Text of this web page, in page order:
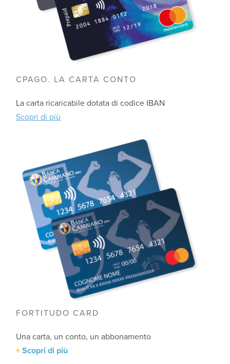
CPAGO. LA CARTA CONTO
La carta ricaricabile dotata di codice IBAN
Scopri di più
FORTITUDO CARD
Una carta, un conto, un abbonamento
Scopri di più